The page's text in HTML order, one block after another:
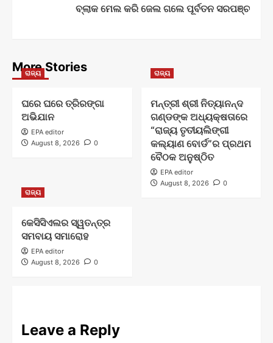
ବ୍ଲାକ ମେଲ କରି ଜେଲ ଗଲେ ପୂର୍ବତନ ସରପଞ୍ଚ
More Stories
ରାଜ୍ୟ
ଘରେ ଘରେ ତ୍ରିରଙ୍ଗା
ଅଭିଯାନ
EPA editor
August 8, 2026
0
ରାଜ୍ୟ
ମନ୍ତ୍ରୀ ଶ୍ରୀ ନିତ୍ୟାନନ୍ଦ
ଗଣ୍ଡଙ୍କ ଅଧ୍ୟକ୍ଷତାରେ
“ରାଜ୍ୟ ତୃତୀୟଲିଙ୍ଗୀ
କଲ୍ୟାଣ ବୋର୍ଡ”ର ପ୍ରଥମ
ବୈଠକ ଅନୁଷ୍ଠିତ
EPA editor
August 8, 2026
0
ରାଜ୍ୟ
କେସିସିଏଲର ସ୍ୱତନ୍ତ୍ର
ସମବାୟ ସମାରୋହ
EPA editor
August 8, 2026
0
Leave a Reply